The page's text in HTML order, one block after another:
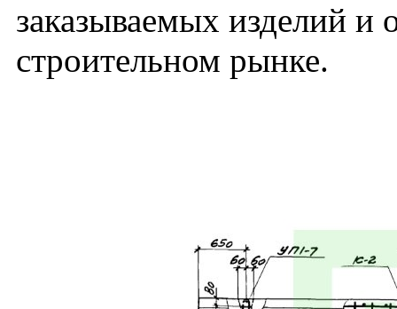
заказываемых изделий и
строительном рынке.